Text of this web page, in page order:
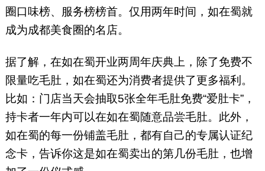
圈口味榜、服务榜榜首。仅用两年时间，如在蜀就
成为成都美食圈的名店。
据了解，在如在蜀开业两周年庆典上，除了免费不
限量吃毛肚，如在蜀还为消费者提供了更多福利。
比如：门店当天会抽取5张全年毛肚免费“爱肚卡”，
持卡者一年内可以在如在蜀随意品尝毛肚。此外，
如在蜀的每一份铺盖毛肚，都有自己的专属认证纪
念卡，告诉你这是如在蜀卖出的第几份毛肚，也增